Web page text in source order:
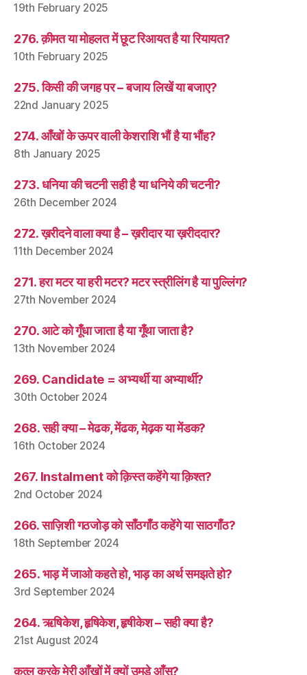
19th February 2025
276. क़ीमत या मोहलत में छूट रिआयत है या रियायत?
10th February 2025
275. किसी की जगह पर – बजाय लिखें या बजाए?
22nd January 2025
274. आँखों के ऊपर वाली केशराशि भौं है या भौंह?
8th January 2025
273. धनिया की चटनी सही है या धनिये की चटनी?
26th December 2024
272. ख़रीदने वाला क्या है – ख़रीदार या ख़रीददार?
11th December 2024
271. हरा मटर या हरी मटर? मटर स्त्रीलिंग है या पुल्लिंग?
27th November 2024
270. आटे को गूँधा जाता है या गूँथा जाता है?
13th November 2024
269. Candidate = अभ्यर्थी या अभ्यार्थी?
30th October 2024
268. सही क्या – मेढक, मेंढक, मेढ़क या मेंडक?
16th October 2024
267. Instalment को क़िस्त कहेंगे या क़िश्त?
2nd October 2024
266. साज़िशी गठजोड़ को साँठगाँठ कहेंगे या साठगाँठ?
18th September 2024
265. भाड़ में जाओ कहते हो, भाड़ का अर्थ समझते हो?
3rd September 2024
264. ऋषिकेश, हृषिकेश, हृषीकेश – सही क्या है?
21st August 2024
क़त्ल करके मेरी आँखों में क्यों उमड़े आँसू?